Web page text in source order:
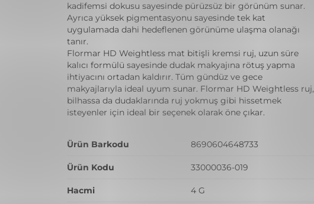
kadifemsi dokusu sayesinde pürüzsüz bir görünüm sunar.
Ayrıca yüksek pigmentasyonu sayesinde tek kat
uygulamada dahi hedeflenen görünüme ulaşma olanağı
tanır.
Flormar HD Weightless mat bitişli kremsi ruj, uzun süre
kalıcı formülü sayesinde dudak makyajına rötuş yapma
ihtiyacını ortadan kaldırır. Tüm gündüz ve gece
makyajlarıyla ideal uyum sunar. Flormar HD Weightless ruj,
bilhassa da dudaklarında ruj yokmuş gibi hissetmek
isteyenler için ideal bir seçenek olarak öne çıkar.
Ürün Barkodu 8690604648733
Ürün Kodu 33000036-019
Hacmi 4 G